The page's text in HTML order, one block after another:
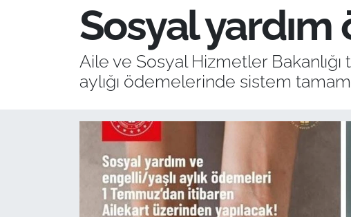
Sosyal
Aile ve Sosyal Hizmetler Bakanlığı
aylığı ödemelerinde sistem
SİYASET
GÜNDEM
EKONOMİ